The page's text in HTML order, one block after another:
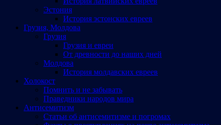
Эстония
История эстонских евреев
Грузия, Молдова
Грузия
Грузия и евреи
От древности до наших дней
Молдова
История молдавских евреев
Холокост
Помнить и не забывать
Праведники народов мира
Антисемитизм
Статьи об антисемитизме и погромах